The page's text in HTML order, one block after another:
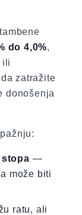
do 4,0%,
ili
zatražite
donošenja
—
može biti
ratu, ali